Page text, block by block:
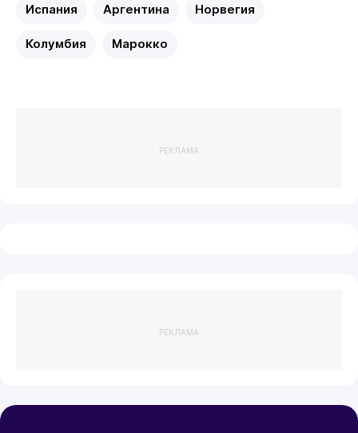
Испания Аргентина Норвегия
Колумбия Марокко
РЕКЛАМА
РЕКЛАМА